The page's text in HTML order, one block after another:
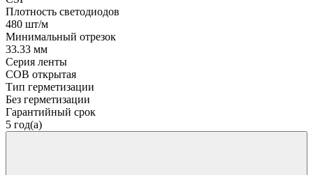
Плотность светодиодов
480 шт/м
Минимальный отрезок
33.33 мм
Серия ленты
COB открытая
Тип герметизации
Без герметизации
Гарантийный срок
5 год(а)